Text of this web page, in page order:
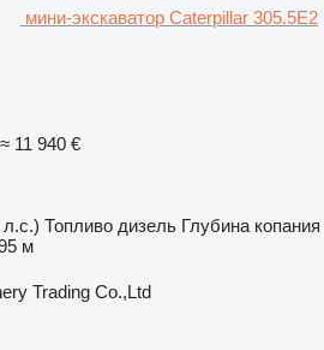
мини-экскаватор Caterpillar 305.5E2
≈ 11 940 €
Топливо дизель Глубина копания
м
Trading Co.,Ltd